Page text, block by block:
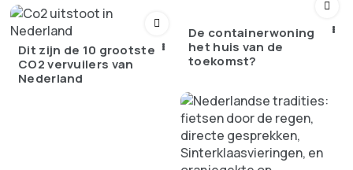
Dit zijn de 10 grootste
CO2 vervuilers van
Nederland
De containerwoning
het huis van de
toekomst?